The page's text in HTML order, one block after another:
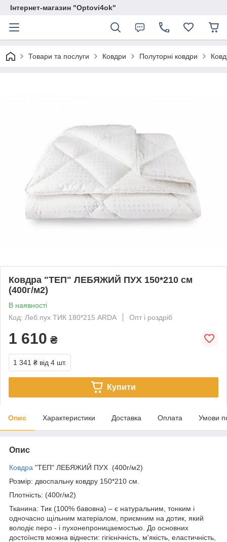
Інтернет-магазин "Optovi4ok"
Товари та послуги Ковдри Полуторні ковдри
Ковдра "ТЕП" ЛЕБЯЖИЙ ПУХ 150*210 см
(400г/м2)
В наявності
Код: Леб.пух ТИК 180*215 ARDA
Опт і роздріб
1 610 ₴
1 341 ₴ від 4 шт.
Купити
Опис Характеристики Доставка Оплата Умови
Опис
Ковдра "ТЕП" ЛЕБЯЖИЙ ПУХ (400г/м2)
Розмір: двоспальну ковдру 150*210 см.
Плотність: (400г/м2)
Тканина: Тик (100% бавовна) – є натуральним, тонким і
одночасно щільним матеріалом, приємним на дотик, який
володіє перо - і пухонепроницаемостью. До основних
достоїнств можна віднести: гігієнічність, м'якість, еластичність,